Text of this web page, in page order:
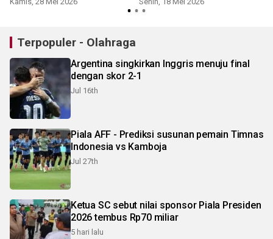
Terpopuler - Olahraga
Argentina singkirkan Inggris menuju final
dengan skor 2-1
Jul 16th
Piala AFF - Prediksi susunan pemain Timnas
Indonesia vs Kamboja
Jul 27th
Ketua SC sebut nilai sponsor Piala Presiden
2026 tembus Rp70 miliar
5 hari lalu